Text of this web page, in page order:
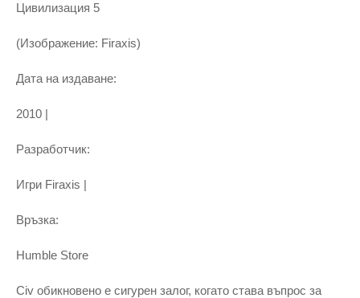
Цивилизация 5
(Изображение: Firaxis)
Дата на издаване:
2010 |
Разработчик:
Игри Firaxis |
Връзка:
Humble Store
Civ обикновено е сигурен залог, когато става въпрос за